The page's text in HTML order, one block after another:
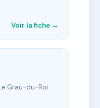
Voir la fiche →
Grau-du-Roi